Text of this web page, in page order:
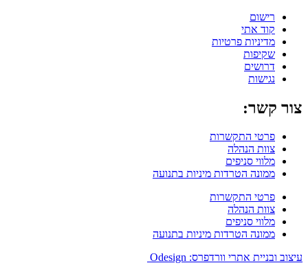
רישום
קוד אתי
מדיניות פרטיות
שקיפות
דרושים
נגישות
צור קשר:
פרטי התקשרות
צוות הנהלה
מלווי סניפים
ממונה הטרדות מיניות בתנועה
פרטי התקשרות
צוות הנהלה
מלווי סניפים
ממונה הטרדות מיניות בתנועה
עיצוב ובניית אתרי וורדפרס: Odesign